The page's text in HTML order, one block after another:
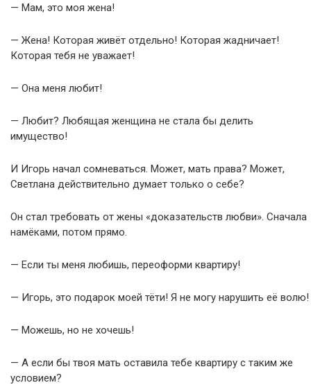
— Мам, это моя жена!
— Жена! Которая живёт отдельно! Которая жадничает!
Которая тебя не уважает!
— Она меня любит!
— Любит? Любящая женщина не стала бы делить
имущество!
И Игорь начал сомневаться. Может, мать права? Может,
Светлана действительно думает только о себе?
Он стал требовать от жены «доказательств любви». Сначала
намёками, потом прямо.
— Если ты меня любишь, переоформи квартиру!
— Игорь, это подарок моей тёти! Я не могу нарушить её волю!
— Можешь, но не хочешь!
— А если бы твоя мать оставила тебе квартиру с таким же
условием?